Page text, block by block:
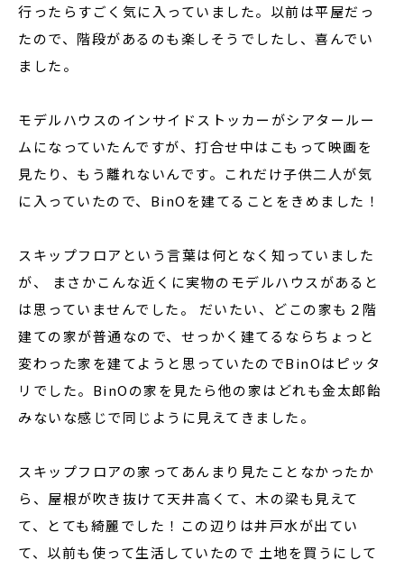
行ったらすごく気に入っていました。以前は平屋だっ
たので、階段があるのも楽しそうでしたし、喜んでい
ました。
モデルハウスのインサイドストッカーがシアタールー
ムになっていたんですが、打合せ中はこもって映画を
見たり、もう離れないんです。これだけ子供二人が気
に入っていたので、BinOを建てることをきめました！
スキップフロアという言葉は何となく知っていました
が、 まさかこんな近くに実物のモデルハウスがあると
は思っていませんでした。 だいたい、どこの家も２階
建ての家が普通なので、せっかく建てるならちょっと
変わった家を建てようと思っていたのでBinOはピッタ
リでした。BinOの家を見たら他の家はどれも金太郎飴
みないな感じで同じように見えてきました。
スキップフロアの家ってあんまり見たことなかったか
ら、屋根が吹き抜けて天井高くて、木の梁も見えて
て、とても綺麗でした！この辺りは井戸水が出てい
て、以前も使って生活していたので 土地を買うにして